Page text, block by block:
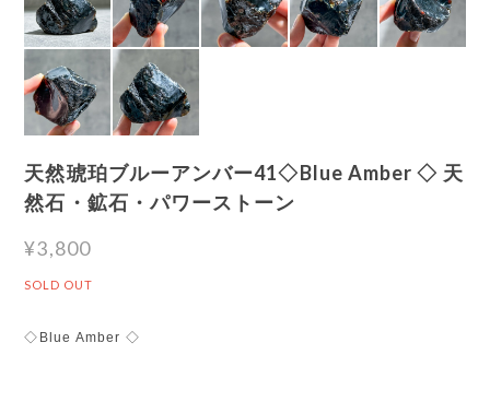
天然琥珀ブルーアンバー41◇Blue Amber ◇ 天
然石・鉱石・パワーストーン
¥3,800
SOLD OUT
◇Blue Amber ◇